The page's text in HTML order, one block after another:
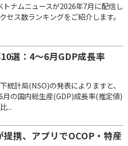
ナムニュースが2026年7月に配信し
セス数ランキングをご紹介します。
選：4～6月GDP成長率
統計局(NSO)の発表によりますと、
月の国内総生産(GDP)成長率(推定値)
...
携、アプリでOCOP・特産